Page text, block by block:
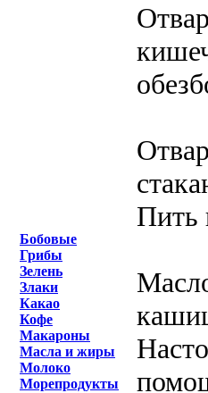
Бобовые
Грибы
Зелень
Злаки
Какао
Кофе
Макароны
Масла и жиры
Молоко
Морепродукты
Пить